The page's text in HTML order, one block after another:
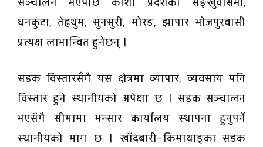
धनकुटा, तेह्रथुम, सुनसुरी, मोरङ, झापार भोजपुरवासी
प्रत्यक्ष लाभान्वित हुनेछन् ।
सडक विस्तारसँगै यस क्षेत्रमा व्यापार, व्यवसाय पनि
विस्तार हुने स्थानीयको अपेक्षा छ । सडक सञ्चालन
भएसँगै सीमामा भन्सार कार्यालय स्थापना हुनुपर्ने
स्थानीयको माग छ । खाँदबारी–किमाथाङ्का सडक